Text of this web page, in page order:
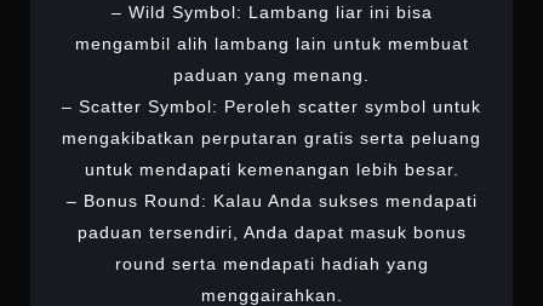
– Wild Symbol: Lambang liar ini bisa
mengambil alih lambang lain untuk membuat
paduan yang menang.
– Scatter Symbol: Peroleh scatter symbol untuk
mengakibatkan perputaran gratis serta peluang
untuk mendapati kemenangan lebih besar.
– Bonus Round: Kalau Anda sukses mendapati
paduan tersendiri, Anda dapat masuk bonus
round serta mendapati hadiah yang
menggairahkan.